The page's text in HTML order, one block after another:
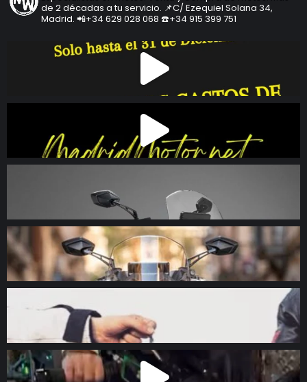
de 2 décadas a tu servicio. 📌C/ Ezequiel Solana 34,
Madrid. 📲+34 629 028 068 ☎️+34 915 399 751